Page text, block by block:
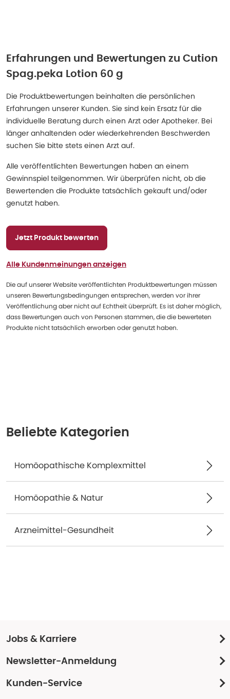
Erfahrungen und Bewertungen zu Cution
Spag.peka Lotion 60 g
Die Produktbewertungen beinhalten die persönlichen
Erfahrungen unserer Kunden. Sie sind kein Ersatz für die
individuelle Beratung durch einen Arzt oder Apotheker. Bei
länger anhaltenden oder wiederkehrenden Beschwerden
suchen Sie bitte stets einen Arzt auf.
Alle veröffentlichten Bewertungen haben an einem
Gewinnspiel teilgenommen. Wir überprüfen nicht, ob die
Bewertenden die Produkte tatsächlich gekauft und/oder
genutzt haben.
Jetzt Produkt bewerten
Alle Kundenmeinungen anzeigen
Die auf unserer Website veröffentlichten Produktbewertungen müssen
unseren Bewertungsbedingungen entsprechen, werden vor ihrer
Veröffentlichung aber nicht auf Echtheit überprüft. Es ist daher möglich,
dass Bewertungen auch von Personen stammen, die die bewerteten
Produkte nicht tatsächlich erworben oder genutzt haben.
Beliebte Kategorien
Homöopathische Komplexmittel
Homöopathie & Natur
Arzneimittel-Gesundheit
Jobs & Karriere
Newsletter-Anmeldung
Kunden-Service